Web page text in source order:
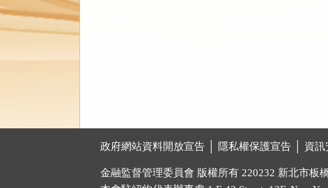
政府網站資料開放宣告 │ 隱私權保護宣告 │ 資訊
金融監督管理委員會 版權所有 220232 新北市板